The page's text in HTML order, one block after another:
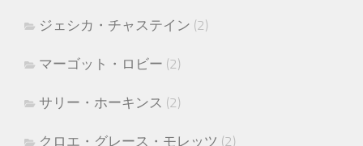
ジェシカ・チャステイン (2)
マーゴット・ロビー (2)
サリー・ホーキンス (2)
クロエ・グレース・モレッツ (2)